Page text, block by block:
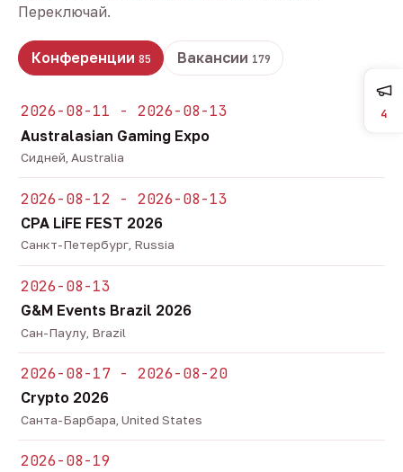
Переключай.
Конференции 85 Вакансии 179
2026-08-11 - 2026-08-13
Australasian Gaming Expo
Сидней, Australia
2026-08-12 - 2026-08-13
CPA LiFE FEST 2026
Санкт-Петербург, Russia
2026-08-13
G&M Events Brazil 2026
Сан-Паулу, Brazil
2026-08-17 - 2026-08-20
Crypto 2026
Санта-Барбара, United States
2026-08-19
4